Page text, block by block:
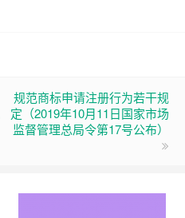
规范商标申请注册行为若干规
定（2019年10月11日国家市场
监督管理总局令第17号公布）